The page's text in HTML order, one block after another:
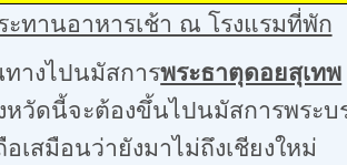
ะทานอาหารเช้า ณ โรงแรมที่พัก
นมัสการพระธาตุดอยสุเทพ
งหวัดนี้จะต้องขึ้นไปนมัสการพ
เสมือนว่ายังมาไม่ถึงเชียงใหม่